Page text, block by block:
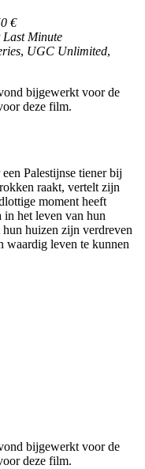
€
Last Minute
, UGC Unlimited,
bijgewerkt voor de
deze film.
Palestijnse tiener bij
raakt, vertelt zijn
moment heeft
in het leven van hun
huizen zijn verdreven
waardig leven te kunnen
bijgewerkt voor de
deze film.